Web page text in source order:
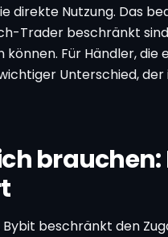
direkte Nutzung. Das
Trader beschränkt
Für Händler, die
Unterschied, der
brauchen:
beschränkt den